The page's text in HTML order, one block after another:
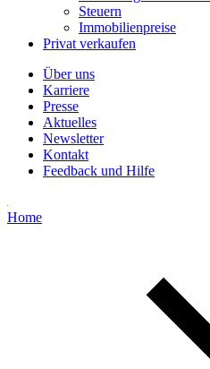
Steuern
Immobilienpreise
Privat verkaufen
Über uns
Karriere
Presse
Aktuelles
Newsletter
Kontakt
Feedback und Hilfe
Home